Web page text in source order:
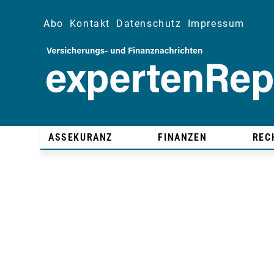
Abo Kontakt Datenschutz Impressum
ASSEKURANZ FINANZEN